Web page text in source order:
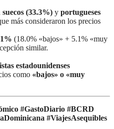
suecos (33.3%) y portugueses
más consideraron los precios
(18.0% «bajos» + 5.1% «muy
similar.
estadounidenses
como «bajos» o «muy
#GastoDiario #BCRD
#ViajesAsequibles